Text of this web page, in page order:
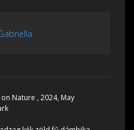
Nature , 2024, May